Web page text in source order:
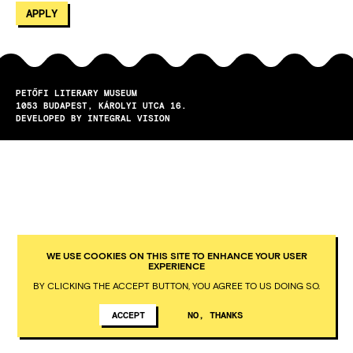
PETŐFI LITERARY MUSEUM
1053
BUDAPEST
KÁROLYI UTCA 16.
DEVELOPED BY INTEGRAL VISION
WE USE COOKIES ON THIS SITE TO ENHANCE YOUR USER
EXPERIENCE
BY CLICKING THE ACCEPT BUTTON, YOU AGREE TO US DOING SO.
ACCEPT NO, THANKS